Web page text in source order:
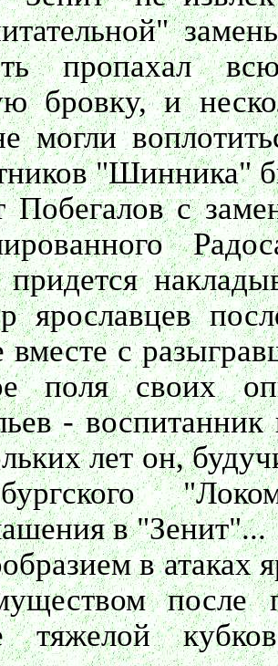
пропахал
бровку, и
могли
"Шинника"
Побегалов с
ярославцев
вместе с
поля своих
-
лет он,
в "Зенит"...
в атаках
после
тяжелой